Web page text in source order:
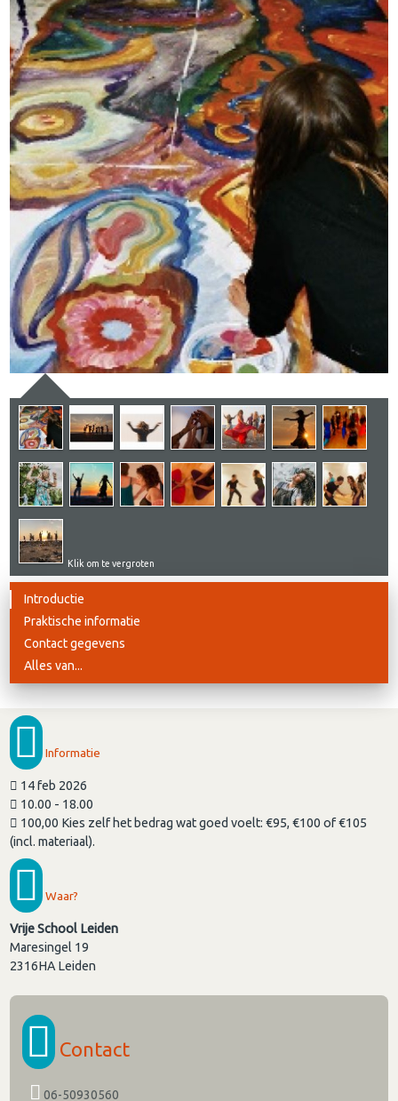
Klik om te vergroten
Introductie
Praktische informatie
Contact gegevens
Alles van...
Informatie
14 feb 2026
10.00 - 18.00
100,00 Kies zelf het bedrag wat goed voelt: €95, €100 of €105
(incl. materiaal).
Waar?
Vrije School Leiden
Maresingel 19
2316HA Leiden
Contact
06-50930560